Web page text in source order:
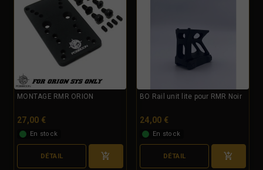
MONTAGE RMR ORION
27,00 €
En stock
DÉTAIL
BO Rail unit lite pour RMR Noir
24,00 €
En stock
DÉTAIL